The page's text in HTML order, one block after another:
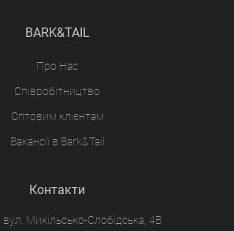
BARK&TAIL
Про Нас
Співробітництво
Оптовим клієнтам
Вакансії в Bark&Tail
Контакти
вул. Микільсько-Слобідська, 4В